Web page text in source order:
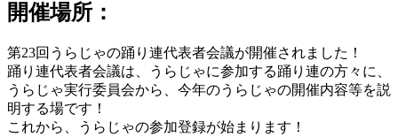
開催場所：
第23回うらじゃの踊り連代表者会議が開催されました！
踊り連代表者会議は、うらじゃに参加する踊り連の方々に、
うらじゃ実行委員会から、今年のうらじゃの開催内容等を説
明する場です！
これから、うらじゃの参加登録が始まります！